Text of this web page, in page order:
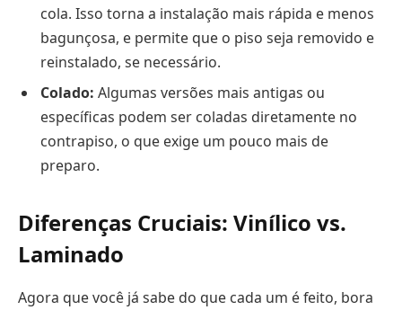
cola. Isso torna a instalação mais rápida e menos
bagunçosa, e permite que o piso seja removido e
reinstalado, se necessário.
Colado: Algumas versões mais antigas ou
específicas podem ser coladas diretamente no
contrapiso, o que exige um pouco mais de
preparo.
Diferenças Cruciais: Vinílico vs.
Laminado
Agora que você já sabe do que cada um é feito, bora